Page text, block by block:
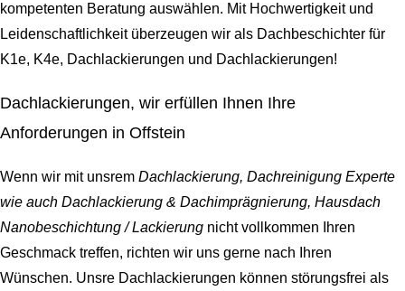
kompetenten Beratung auswählen. Mit Hochwertigkeit und
Leidenschaftlichkeit überzeugen wir als Dachbeschichter für
K1e, K4e, Dachlackierungen und Dachlackierungen!
Dachlackierungen, wir erfüllen Ihnen Ihre
Anforderungen in Offstein
Wenn wir mit unsrem Dachlackierung, Dachreinigung Experte
wie auch Dachlackierung & Dachimprägnierung, Hausdach
Nanobeschichtung / Lackierung nicht vollkommen Ihren
Geschmack treffen, richten wir uns gerne nach Ihren
Wünschen. Unsre Dachlackierungen können störungsfrei als